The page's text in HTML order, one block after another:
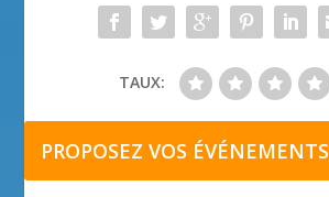
TAUX:
PROPOSEZ VOS ÉVÉNEMENTS